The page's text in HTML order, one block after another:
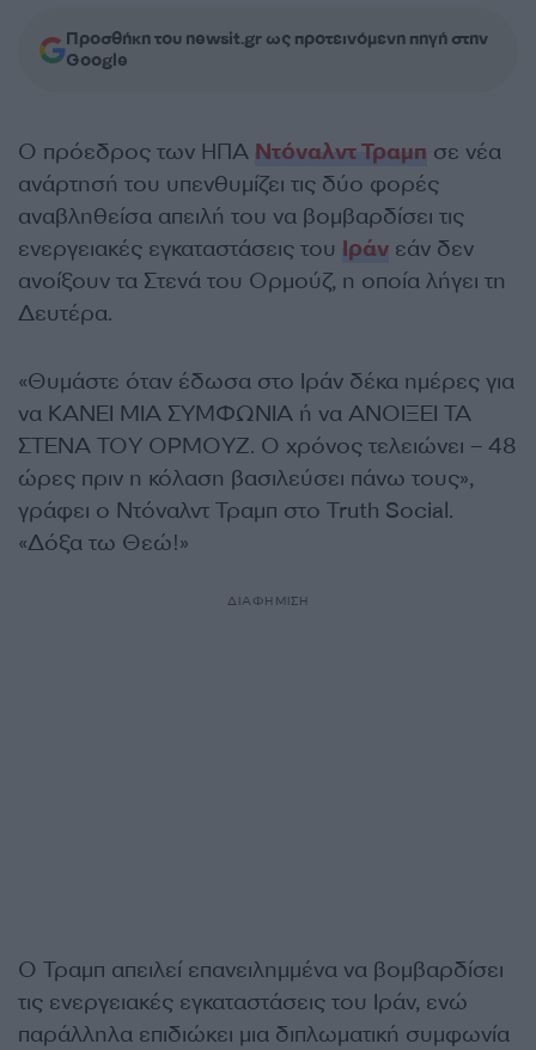
Προσθήκη του newsit.gr ως προτεινόμενη πηγή στην
Google
Ο πρόεδρος των ΗΠΑ Ντόναλντ Τραμπ σε νέα
ανάρτησή του υπενθυμίζει τις δύο φορές
αναβληθείσα απειλή του να βομβαρδίσει τις
ενεργειακές εγκαταστάσεις του Ιράν εάν δεν
ανοίξουν τα Στενά του Ορμούζ, η οποία λήγει τη
Δευτέρα.
«Θυμάστε όταν έδωσα στο Ιράν δέκα ημέρες για
να ΚΑΝΕΙ ΜΙΑ ΣΥΜΦΩΝΙΑ ή να ΑΝΟΙΞΕΙ ΤΑ
ΣΤΕΝΑ ΤΟΥ ΟΡΜΟΥΖ. Ο χρόνος τελειώνει – 48
ώρες πριν η κόλαση βασιλεύσει πάνω τους»,
γράφει ο Ντόναλντ Τραμπ στο Truth Social.
«Δόξα τω Θεώ!»
ΔΙΑΦΗΜΙΣΗ
Ο Τραμπ απειλεί επανειλημμένα να βομβαρδίσει
τις ενεργειακές εγκαταστάσεις του Ιράν, ενώ
παράλληλα επιδιώκει μια διπλωματική συμφωνία